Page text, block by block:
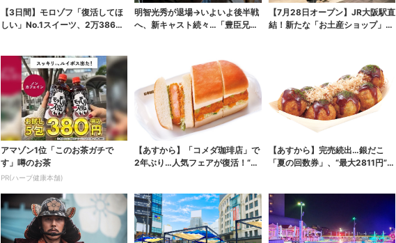
【3日間】モロゾフ「復活してほ
しい」No.1スイーツ、2万3865
明智光秀が退場→いよいよ後半戦
へ、新キャスト続々…「豊臣兄
【7月28日オープン】JR大阪駅直
結！新たな「お土産ショップ」、
アマゾン1位「このお茶ガチで
す」噂のお茶
PR(ハーブ健康本舗)
【あすから】「コメダ珈琲店」で
2年ぶり…人気フェアが復活！“ハ
【あすから】完売続出…銀だこ
「夏の回数券」、“最大2811円”お